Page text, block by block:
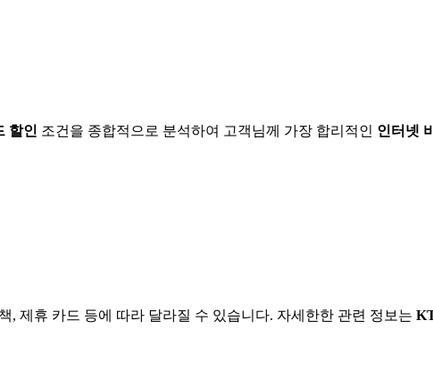
할인 조건을 종합적으로 분석하여 고객님께 가장 합리적인 인터넷
제휴 카드 등에 따라 달라질 수 있습니다. 자세한한 관련 정보는